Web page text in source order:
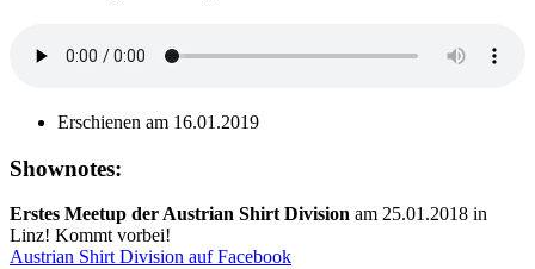
Erschienen am 16.01.2019
Shownotes:
Erstes Meetup der Austrian Shirt Division am 25.01.2018 in
Linz! Kommt vorbei!
Austrian Shirt Division auf Facebook